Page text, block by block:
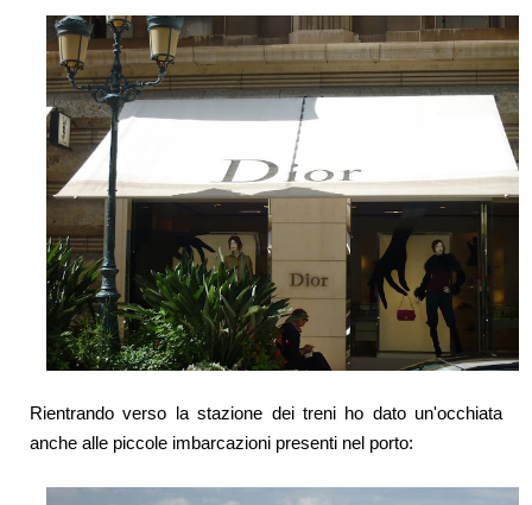
Rientrando verso la stazione dei treni ho dato un'occhiata
anche alle piccole imbarcazioni presenti nel porto: